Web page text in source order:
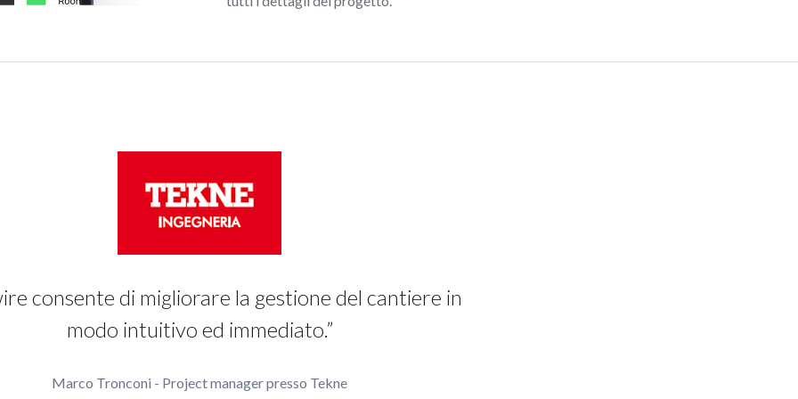
consente di migliorare la gestione del cantiere in
modo intuitivo ed immediato.”
Marco Tronconi - Project manager presso Tekne